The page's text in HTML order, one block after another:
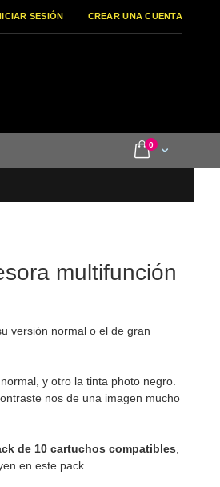
SESIÓN CREAR UNA CUENTA
Cart
0items
multifunción
versión normal o el de gran
y otro la tinta photo negro.
nos de una imagen mucho
de 10 cartuchos compatibles
en este pack.